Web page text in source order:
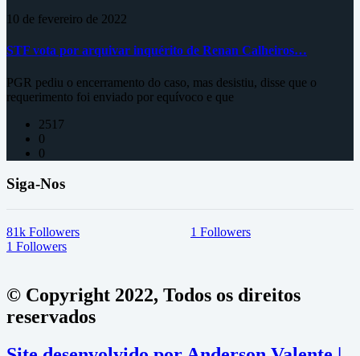
10 de fevereiro de 2022
STF vota por arquivar inquérito de Renan Calheiros…
PGR pediu o encerramento do caso, mas desistiu, disse que o
requerimento foi enviado por equívoco e que
2517
0
0
Siga-Nos
81k Followers 1 Followers
1 Followers
© Copyright 2022, Todos os direitos
reservados